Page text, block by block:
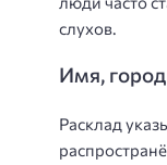
слухов.
Имя, город
Расклад